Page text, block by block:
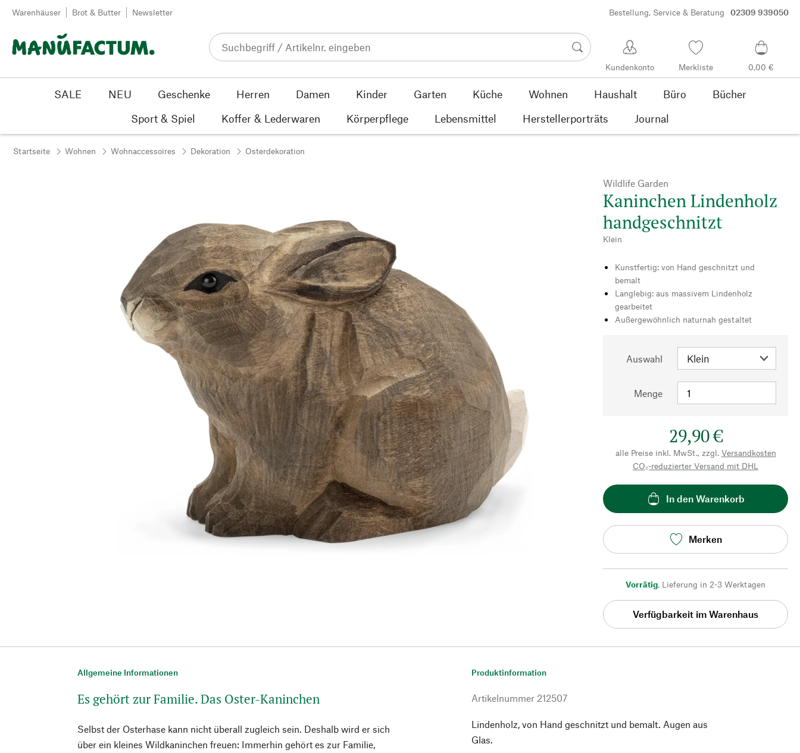
Zum Inhalt springen
Warenhäuser Brot & Butter Newsletter Bestellung, Service & Beratung 02309 939050
Kundenkonto Merkliste 0,00 €
SALE NEU Geschenke Herren Damen Kinder Garten Küche Wohnen Haushalt Büro
Bücher
Sport & Spiel
Koffer & Lederwaren Körperpflege Lebensmittel Herstellerporträts Journal
Startseite Wohnen Wohnaccessoires Dekoration Osterdekoration
Wildlife Garden
Kaninchen Lindenholz
handgeschnitzt
Klein
Kunstfertig: von Hand geschnitzt und
bemalt
Langlebig: aus massivem Lindenholz
gearbeitet
Außergewöhnlich naturnah gestaltet
Auswahl
Menge
29,90 €
alle Preise inkl. MwSt., zzgl. Versandkosten
CO₂-reduzierter Versand mit DHL
In den Warenkorb
Merken
Vorrätig, Lieferung in 2-3 Werktagen
Verfügbarkeit im Warenhaus
Allgemeine Informationen
Es gehört zur Familie. Das Oster-Kaninchen
Selbst der Osterhase kann nicht überall zugleich sein. Deshalb wird er sich
über ein kleines Wildkaninchen freuen: Immerhin gehört es zur Familie,
Produktinformation
Artikelnummer 212507
Lindenholz, von Hand geschnitzt und bemalt. Augen aus
Glas.